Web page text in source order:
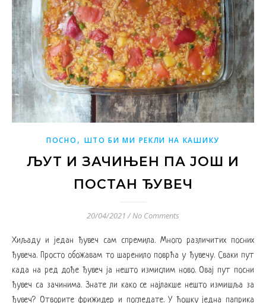
ПОСНО , ШТО БИ МИ РЕКЛИ НА КАШИКУ
ЉУТ И ЗАЧИЊЕН ПА ЈОШ И
ПОСТАН ЂУВЕЧ
20/04/2021 /No Comments
Хиљаду и један ђувеч сам спремила. Много различитих посних
ђувеча. Просто обожавам то шаренило поврћа у ђувечу. Сваки пут
када на ред дође ђувеч ја нешто измислим ново. Овај пут посни
ђувеч са зачинима. Знате ли како се најлакше нешто измишља за
ђувеч? Отворите фрижидер и погледате. У ћошку једна паприка